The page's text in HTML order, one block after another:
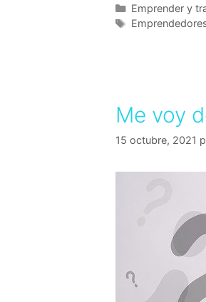
Emprender y
Me voy
15 octubre, 2021